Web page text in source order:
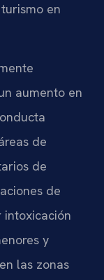
en
aumento en
de
de
de
intoxicación
y
las zonas